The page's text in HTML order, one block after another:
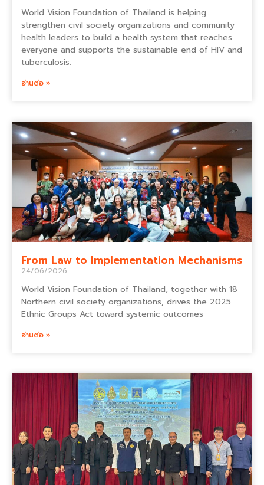
World Vision Foundation of Thailand is helping
strengthen civil society organizations and community
health leaders to build a health system that reaches
everyone and supports the sustainable end of HIV and
tuberculosis.
อ่านต่อ »
From Law to Implementation Mechanisms
24/06/2026
World Vision Foundation of Thailand, together with 18
Northern civil society organizations, drives the 2025
Ethnic Groups Act toward systemic outcomes
อ่านต่อ »